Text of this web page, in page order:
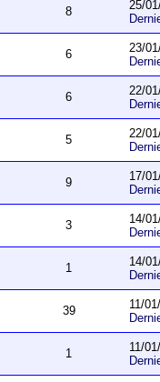
8
25/
6
23/
6
22/
5
22/
9
17/
3
14/
1
14/
39
11/
1
11/